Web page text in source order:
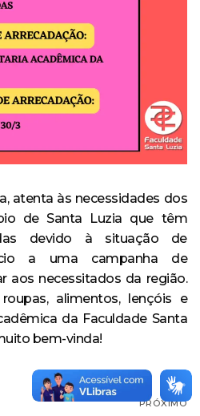
Gerenciais – Tecnólogo
atenta às necessidades dos
de Santa Luzia que têm
devido à situação de
a uma campanha de
aos necessitados da região.
alimentos, lençóis e
da Faculdade Santa
bem-vinda!
PRÓXIMO